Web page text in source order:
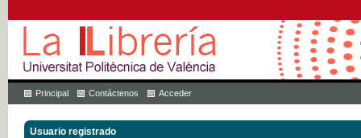
Principal Contáctenos Acceder
Usuario registrado